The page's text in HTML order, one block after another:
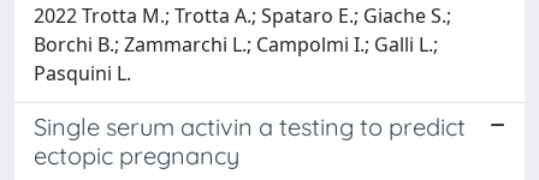
2022 Trotta M.; Trotta A.; Spataro E.; Giache S.;
Borchi B.; Zammarchi L.; Campolmi I.; Galli L.;
Pasquini L.
Single serum activin a testing to predict
ectopic pregnancy